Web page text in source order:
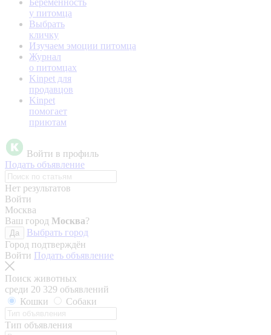
Беременность
у питомца
Выбрать
кличку
Изучаем эмоции питомца
Журнал
о питомцах
Kinpet для
продавцов
Kinpet
помогает
приютам
Войти в профиль
Подать объявление
Нет результатов
Войти
Москва
Ваш город Москва?
Да
Выбрать город
Город подтверждён
Войти Подать объявление
Поиск животных
среди 20 329 объявлений
Кошки
Собаки
Тип объявления